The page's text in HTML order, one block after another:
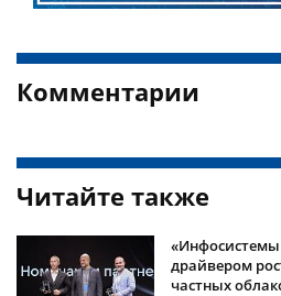
Комментарии
Читайте также
драйвером
частных